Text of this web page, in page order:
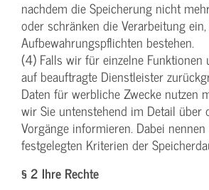
nachdem die Speicherung nicht
oder schränken die Verarbeitung
Aufbewahrungspflichten bestehen.
(4) Falls wir für einzelne Funktionen
auf beauftragte Dienstleister
Daten für werbliche Zwecke nutzen
wir Sie untenstehend im Detail über
Vorgänge informieren. Dabei
festgelegten Kriterien der
§ 2 Ihre Rechte